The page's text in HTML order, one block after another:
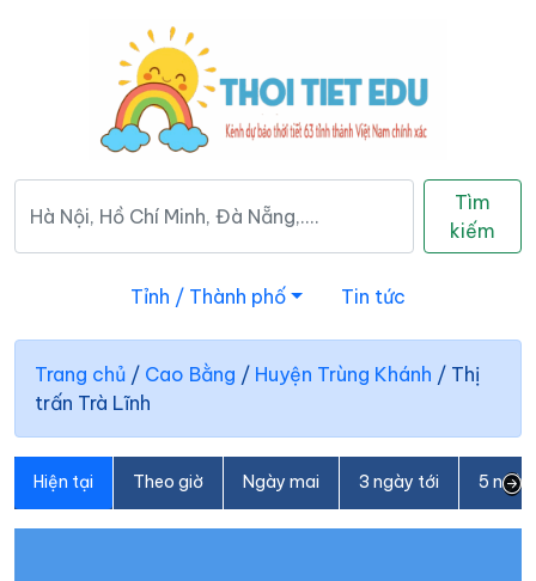
Tìm
kiếm
Tỉnh / Thành phố Tin tức
Trang chủ / Cao Bằng / Huyện Trùng Khánh / Thị
trấn Trà Lĩnh
Hiện tại Theo giờ Ngày mai 3 ngày tới 5